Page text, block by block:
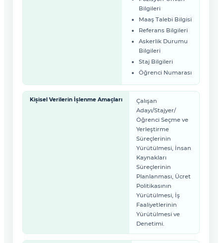
Bilgileri
Maaş Talebi Bilgisi
Referans Bilgileri
Askerlik Durumu
Bilgileri
Staj Bilgileri
Öğrenci Numarası
Kişisel Verilerin İşlenme Amaçları
Çalışan
Adayı/Stajyer/
Öğrenci Seçme ve
Yerleştirme
Süreçlerinin
Yürütülmesi, İnsan
Kaynakları
Süreçlerinin
Planlanması, Ücret
Politikasının
Yürütülmesi, İş
Faaliyetlerinin
Yürütülmesi ve
Denetimi.